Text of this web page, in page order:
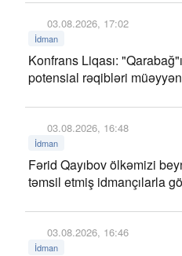
03.08.2026, 17:02
İdman
Konfrans Liqası:
potensial rəqibləri
03.08.2026, 16:48
İdman
Fərid Qayıbov ölkəmizi
təmsil etmiş idmançılarla
03.08.2026, 16:46
İdman